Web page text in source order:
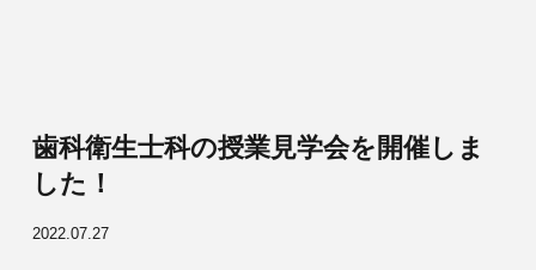
歯科衛生士科の授業見学会を開催しま
した！
2022.07.27